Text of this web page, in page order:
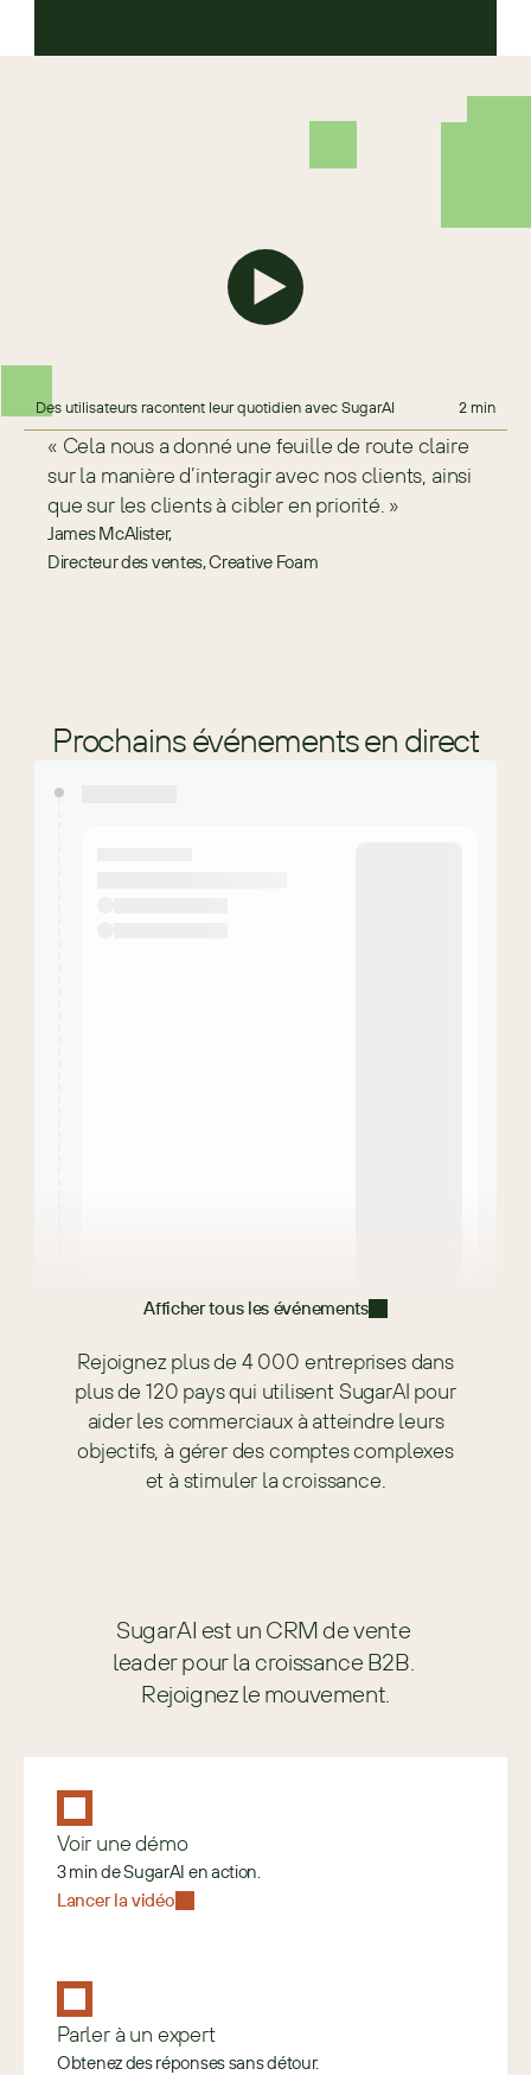
Des utilisateurs racontent leur quotidien avec SugarAI 2 min
« Cela nous a donné une feuille de route claire
sur la manière d’interagir avec nos clients, ainsi
que sur les clients à cibler en priorité. »
James McAlister,
Directeur des ventes, Creative Foam
Prochains événements en direct
Afficher tous les événements
Rejoignez plus de 4 000 entreprises dans
plus de 120 pays qui utilisent SugarAI pour
aider les commerciaux à atteindre leurs
objectifs, à gérer des comptes complexes
et à stimuler la croissance.
SugarAI est un CRM de vente
leader pour la croissance B2B.
Rejoignez le mouvement.
Voir une démo
3 min de SugarAI en action.
Lancer la vidéo
Parler à un expert
Obtenez des réponses sans détour.